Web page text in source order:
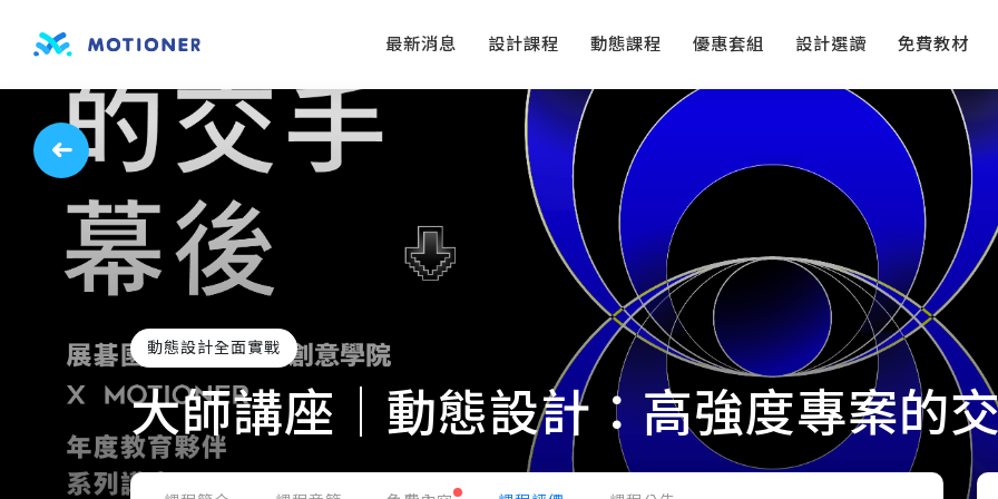
最新消息 設計課程 動態課程 優惠套組 設計選讀 免費教材
動態設計全面實戰
大師講座｜動態設計：高強度專案的